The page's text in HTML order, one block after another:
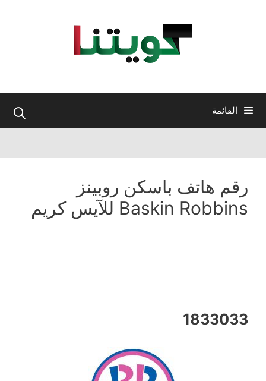
القائمة
رقم هاتف باسكن روبينز
Baskin Robbins للآيس كريم
1833033